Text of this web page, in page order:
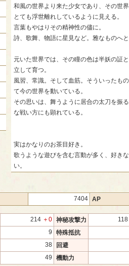
和風の世界より来た少女であり、その世
とても浮世離れしているように見える。
言葉もやはりその精神性の儘に。
詩、歌舞、物語に星見など。雅なものへと
元いた世界では、その瞳の色は半妖の証
立して育つ。
風習、常識。そして血筋。そういったも
て今の世界を動いている。
その思いは、舞うように居合の太刀を振
な戦い方にも顕れている。
実はかなりのお茶目好き。
歌うような遊びを含む言動が多く、好き
い。
7404 AP
214 ＋0 神秘攻撃力 118
9 特殊抵抗
38 回避
49 機動力